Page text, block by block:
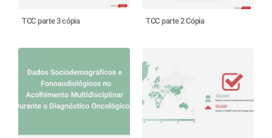
TCC parte 3 cópia TCC parte 2 Cópia